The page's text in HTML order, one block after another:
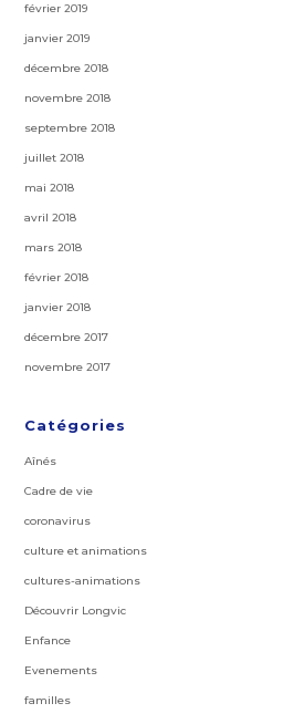
février 2019
janvier 2019
décembre 2018
novembre 2018
septembre 2018
juillet 2018
mai 2018
avril 2018
mars 2018
février 2018
janvier 2018
décembre 2017
novembre 2017
Catégories
Aînés
Cadre de vie
coronavirus
culture et animations
cultures-animations
Découvrir Longvic
Enfance
Evenements
familles